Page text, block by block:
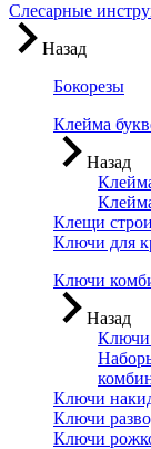
Слесарные
Назад
Бокорезы
Клейма
Назад
Клещи
Ключи для
Ключи
Назад
Ключи
Ключи
Ключи
Ключи